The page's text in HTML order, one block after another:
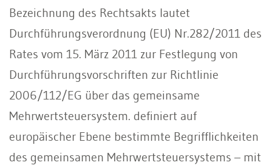
Bezeichnung des Rechtsakts lautet
Durchführungsverordnung (EU) Nr.282/2011 des
Rates vom 15. März 2011 zur Festlegung von
Durchführungsvorschriften zur Richtlinie
2006/112/EG über das gemeinsame
Mehrwertsteuersystem. definiert auf
europäischer Ebene bestimmte Begrifflichkeiten
des gemeinsamen Mehrwertsteuersystems – mit